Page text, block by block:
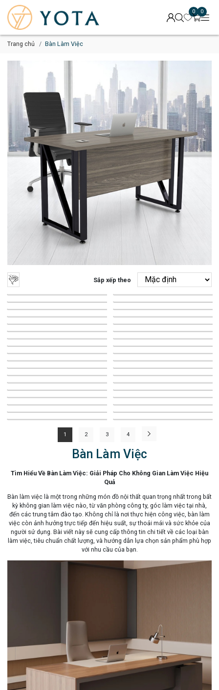
0 0
Trang chủ Bàn Làm Việc
Sắp xếp theo
-23%
-23%
-19%
-21%
-29%
-23%
-22%
-23%
-21%
-19%
-30%
-26%
-37%
-48%
-23%
-22%
-24%
-37%
-31%
-26%
-13%
-12%
-22%
-22%
-24%
-22%
-23%
-22%
-27%
-28%
-36%
-21%
-22%
-24%
1 2 3 4
Bàn Làm Việc
Tìm Hiểu Về Bàn Làm Việc: Giải Pháp Cho Không Gian Làm Việc Hiệu
Quả
Bàn làm việc là một trong những món đồ nội thất quan trọng nhất trong bất
kỳ không gian làm việc nào, từ văn phòng công ty, góc làm việc tại nhà,
đến các trung tâm đào tạo. Không chỉ là nơi thực hiện công việc, bàn làm
việc còn ảnh hưởng trực tiếp đến hiệu suất, sự thoải mái và sức khỏe của
người sử dụng. Bài viết này sẽ cung cấp thông tin chi tiết về các loại bàn
làm việc, tiêu chuẩn chất lượng, và hướng dẫn lựa chọn sản phẩm phù hợp
với nhu cầu của bạn.